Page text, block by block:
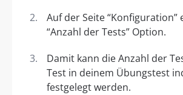
Auf der Seite “Konfiguration”
“Anzahl der Tests” Option.
Damit kann die Anzahl der
Test in deinem Übungstest
festgelegt werden.